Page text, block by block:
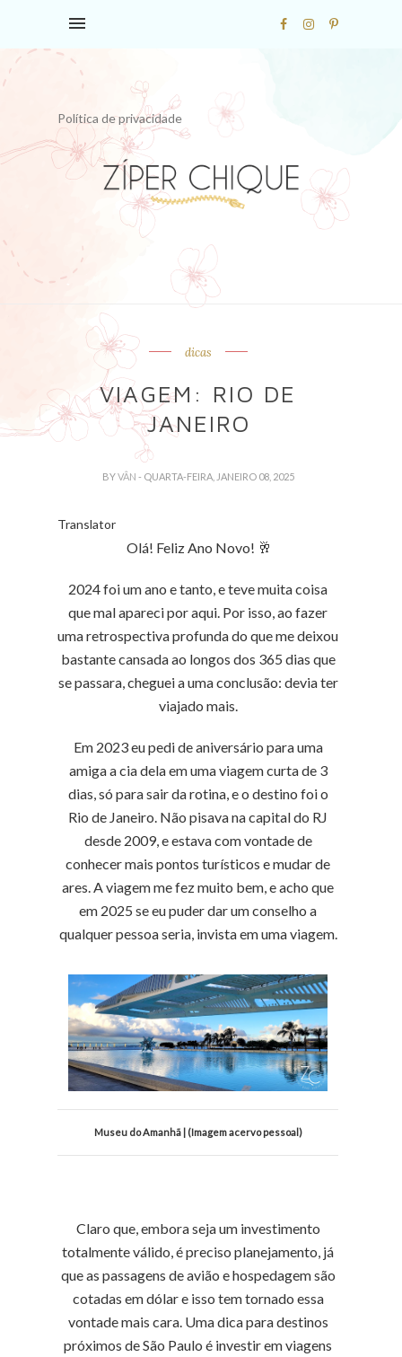
Política de privacidade
dicas
VIAGEM: RIO DE
JANEIRO
BYVÂN - QUARTA-FEIRA, JANEIRO 08, 2025
Translator
Olá! Feliz Ano Novo! 🥂
2024 foi um ano e tanto, e teve muita coisa
que mal apareci por aqui. Por isso, ao fazer
uma retrospectiva profunda do que me deixou
bastante cansada ao longos dos 365 dias que
se passara, cheguei a uma conclusão: devia ter
viajado mais.
Em 2023 eu pedi de aniversário para uma
amiga a cia dela em uma viagem curta de 3
dias, só para sair da rotina, e o destino foi o
Rio de Janeiro. Não pisava na capital do RJ
desde 2009, e estava com vontade de
conhecer mais pontos turísticos e mudar de
ares. A viagem me fez muito bem, e acho que
em 2025 se eu puder dar um conselho a
qualquer pessoa seria, invista em uma viagem.
Museu do Amanhã | (Imagem acervo pessoal)
Claro que, embora seja um investimento
totalmente válido, é preciso planejamento, já
que as passagens de avião e hospedagem são
cotadas em dólar e isso tem tornado essa
vontade mais cara. Uma dica para destinos
próximos de São Paulo é investir em viagens